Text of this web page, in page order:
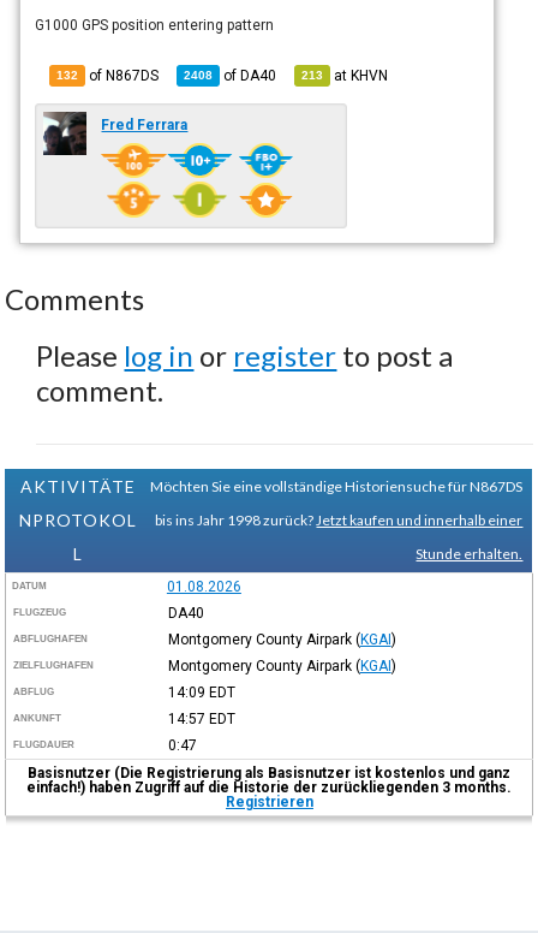
G1000 GPS position entering pattern
132 of N867DS 2408 ofDA40 213 atKHVN
Fred Ferrara
Comments
Please log in or register to post a
comment.
AKTIVITÄTE
NPROTOKOL
L
Möchten Sie eine vollständige Historiensuche für N867DS
bis ins Jahr 1998 zurück? Jetzt kaufen und innerhalb einer
Stunde erhalten.
DATUM 01.08.2026
FLUGZEUG DA40
ABFLUGHAFEN Montgomery County Airpark (KGAI)
ZIELFLUGHAFEN Montgomery County Airpark (KGAI)
ABFLUG 14:09 EDT
ANKUNFT 14:57 EDT
FLUGDAUER
0:47
Basisnutzer (Die Registrierung als Basisnutzer ist kostenlos und ganz
einfach!) haben Zugriff auf die Historie der zurückliegenden 3 months.
Registrieren